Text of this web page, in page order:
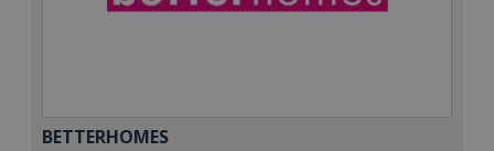
BETTERHOMES